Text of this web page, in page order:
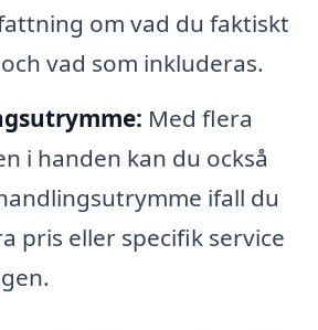
om vad du faktiskt
vad som inkluderas.
Med flera
i handen kan du också
ifall du
pris eller specifik service